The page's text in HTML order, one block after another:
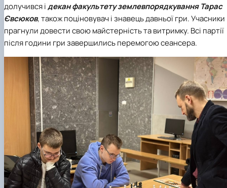
долучився ідекан факультету землевпорядкування Тарас
Євсюков, також поціновувач і знавець давньої гри. Учасники
прагнули довести свою майстерність та витримку. Всі партії
після години гри завершились перемогою сеансера.